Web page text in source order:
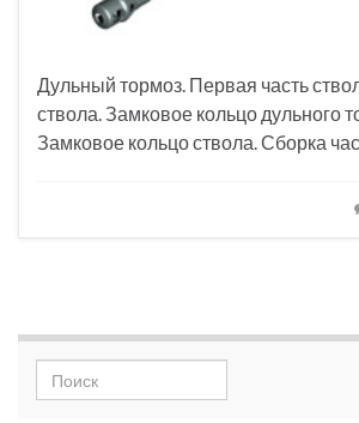
Дульный тормоз. Первая часть
ствола. Замковое кольцо дульного
Замковое кольцо ствола. Сборка
Search for: